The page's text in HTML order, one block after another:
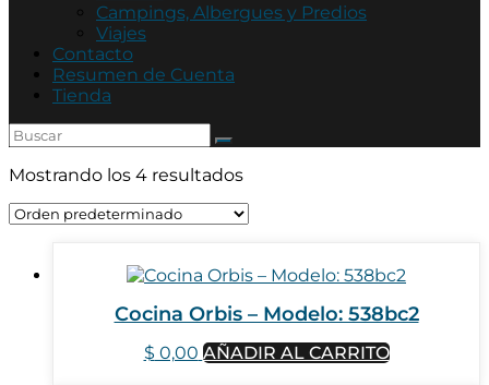
Asociación
Mutual
Policía
Córdoba
Campings, Albergues y Predios
Viajes
Contacto
Resumen de Cuenta
Tienda
Mostrando los 4 resultados
Cocina Orbis – Modelo: 538bc2
$ 0,00 AÑADIR AL CARRITO